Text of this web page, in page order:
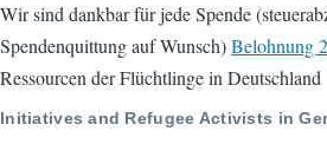
Wir sind dankbar für jede Spende
Spendenquittung auf Wunsch)Belohnung
Ressourcen der Flüchtlinge in Deutschland
Initiatives and Refugee Activists in